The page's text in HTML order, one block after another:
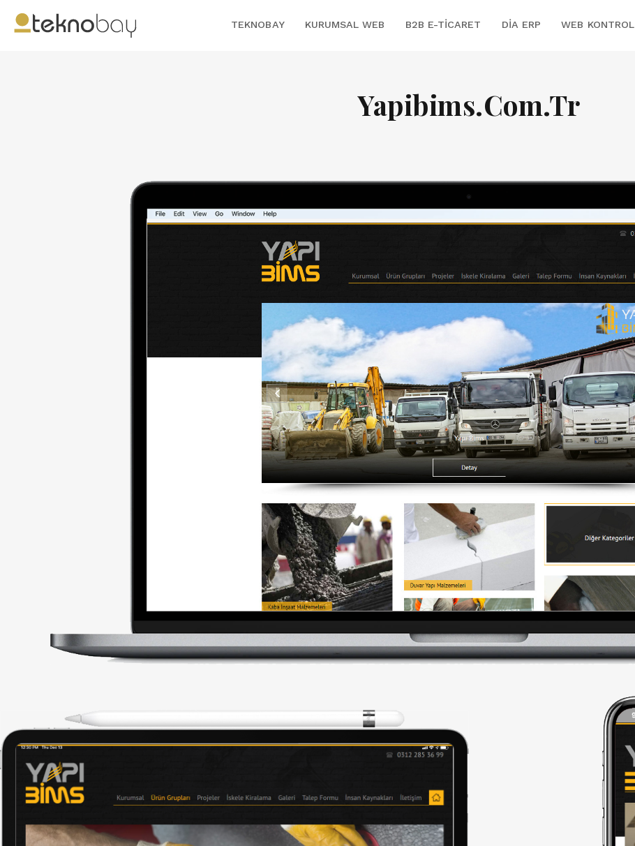
TEKNOBAY KURUMSAL WEB B2B E-TICARET DİA ERP WEB KONTROL
Yapibims.Com.Tr